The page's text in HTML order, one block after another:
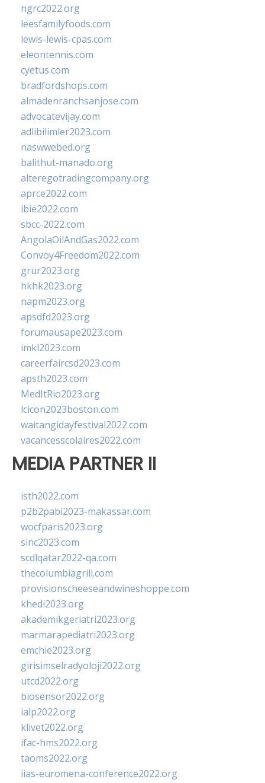
ngrc2022.org
leesfamilyfoods.com
lewis-lewis-cpas.com
eleontennis.com
cyetus.com
bradfordshops.com
almadenranchsanjose.com
advocatevijay.com
adlibilimler2023.com
naswwebed.org
balithut-manado.org
alteregotradingcompany.org
aprce2022.com
ibie2022.com
sbcc-2022.com
AngolaOilAndGas2022.com
Convoy4Freedom2022.com
grur2023.org
hkhk2023.org
napm2023.org
apsdfd2023.org
forumausape2023.com
imkl2023.com
careerfaircsd2023.com
apsth2023.com
MedItRio2023.org
lcicon2023boston.com
waitangidayfestival2022.com
vacancesscolaires2022.com
MEDIA PARTNER II
isth2022.com
p2b2pabi2023-makassar.com
wocfparis2023.org
sinc2023.com
scdlqatar2022-qa.com
thecolumbiagrill.com
provisionscheeseandwineshoppe.com
khedi2023.org
akademikgeriatri2023.org
marmarapediatri2023.org
emchie2023.org
girisimselradyoloji2022.org
utcd2022.org
biosensor2022.org
ialp2022.org
klivet2022.org
ifac-hms2022.org
taoms2022.org
iias-euromena-conference2022.org